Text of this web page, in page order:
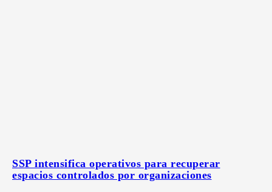
SSP intensifica operativos para recuperar
espacios controlados por organizaciones